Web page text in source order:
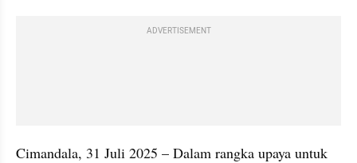
ADVERTISEMENT
Cimandala, 31 Juli 2025 – Dalam rangka upaya untuk